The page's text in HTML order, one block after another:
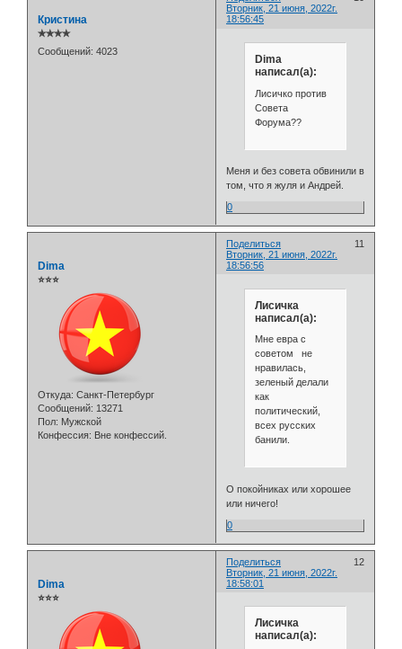
Вторник, 21 июня, 2022г.
18:56:45
Кристина
✯✯✯✯
Сообщений: 4023
Dima
написал(а):
Лисичко против
Совета
Форума??
Меня и без совета обвинили в
том, что я жуля и Андрей.
0
Поделиться
11
Вторник, 21 июня, 2022г.
18:56:56
Dima
⭐⭐⭐
Откуда: Санкт-Петербург
Сообщений: 13271
Пол: Мужской
Конфессия: Вне конфессий.
Лисичка
написал(а):
Мне евра с
советом не
нравилась,
зеленый делали
как
политический,
всех русских
банили.
О покойниках или хорошее
или ничего!
0
Поделиться
12
Вторник, 21 июня, 2022г.
18:58:01
Dima
⭐⭐⭐
Лисичка
написал(а):